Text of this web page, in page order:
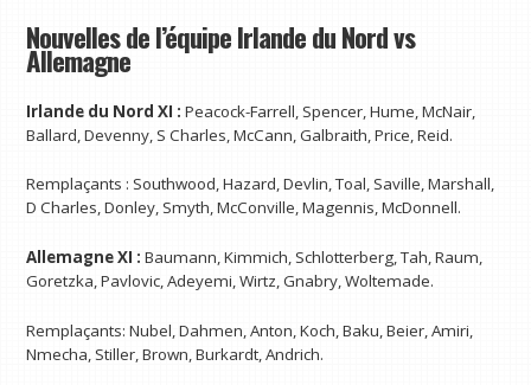
Nouvelles de l’équipe Irlande du Nord vs
Allemagne
Irlande du Nord XI :Peacock-Farrell, Spencer, Hume, McNair,
Ballard, Devenny, S Charles, McCann, Galbraith, Price, Reid.
Remplaçants : Southwood, Hazard, Devlin, Toal, Saville, Marshall,
D Charles, Donley, Smyth, McConville, Magennis, McDonnell.
Allemagne XI :Baumann, Kimmich, Schlotterberg, Tah, Raum,
Goretzka, Pavlovic, Adeyemi, Wirtz, Gnabry, Woltemade.
Remplaçants: Nubel, Dahmen, Anton, Koch, Baku, Beier, Amiri,
Nmecha, Stiller, Brown, Burkardt, Andrich.